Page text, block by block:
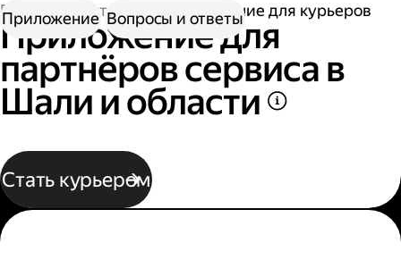
Работа в Доставке Приложение для курьеров
Приложение для
партнёров сервиса в
Шали и области
Стать курьером
Приложение Вопросы и ответы